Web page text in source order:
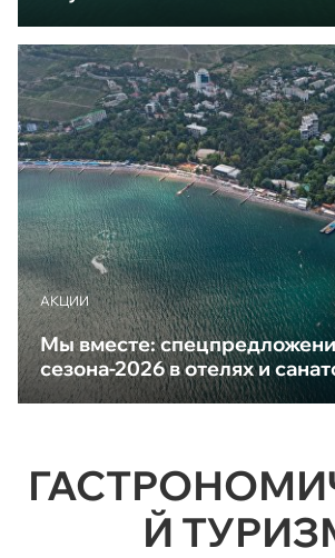
АКЦИИ
Мы вместе:
сезона-2026 в отелях и
Й